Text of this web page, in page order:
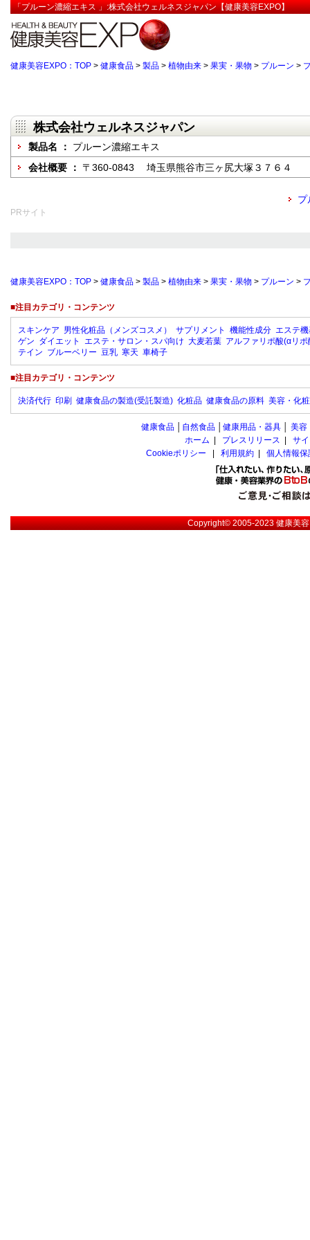
「プルーン濃縮エキス 」:株式会社ウェルネスジャパン【健康美容EXPO】
健康美容EXPO：TOP > 健康食品 > 製品 > 植物由来 > 果実・果物 > プルーン >
株式会社ウェルネスジャパン
製品名 ： プルーン濃縮エキス
会社概要 ： 〒360-0843 埼玉県熊谷市三ヶ尻大塚３７６４
プ
PRサイト
健康美容EXPO：TOP > 健康食品 > 製品 > 植物由来 > 果実・果物 > プルーン >
■注目カテゴリ・コンテンツ
スキンケア 男性化粧品（メンズコスメ） サプリメント 機能性成分 エステ
ゲン ダイエット エステ・サロン・スパ向け 大麦若葉 アルファリポ酸(αリポ
テイン ブルーベリー 豆乳 寒天 車椅子
■注目カテゴリ・コンテンツ
決済代行 印刷 健康食品の製造(受託製造) 化粧品 健康食品の原料 美容・化
健康食品 自然食品 健康用品・器具 美容
ホーム
プレスリリース
サ
Cookieポリシー
利用規約 個人情報
Copyright© 2005-2023健康美